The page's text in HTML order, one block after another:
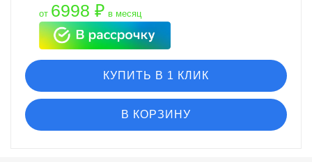
от 6998 ₽ в месяц
КУПИТЬ В 1 КЛИК
В КОРЗИНУ